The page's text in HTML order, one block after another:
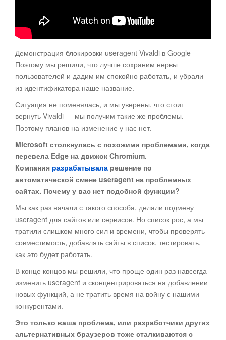
Демонстрация блокировки useragent Vivaldi в Google
Поэтому мы решили, что лучше сохраним нервы
пользователей и дадим им спокойно работать, и убрали
из идентификатора наше название.
Ситуация не поменялась, и мы уверены, что стоит
вернуть Vivaldi — мы получим такие же проблемы.
Поэтому планов на изменение у нас нет.
Microsoft столкнулась с похожими проблемами, когда
перевела Edge на движок Chromium.
Компания разрабатывала решение по
автоматической смене useragent на проблемных
сайтах. Почему у вас нет подобной функции?
Мы как раз начали с такого способа, делали подмену
useragent для сайтов или сервисов. Но список рос, а мы
тратили слишком много сил и времени, чтобы проверять
совместимость, добавлять сайты в список, тестировать,
как это будет работать.
В конце концов мы решили, что проще один раз навсегда
изменить useragent и сконцентрироваться на добавлении
новых функций, а не тратить время на войну с нашими
конкурентами.
Это только ваша проблема, или разработчики других
альтернативных браузеров тоже сталкиваются с